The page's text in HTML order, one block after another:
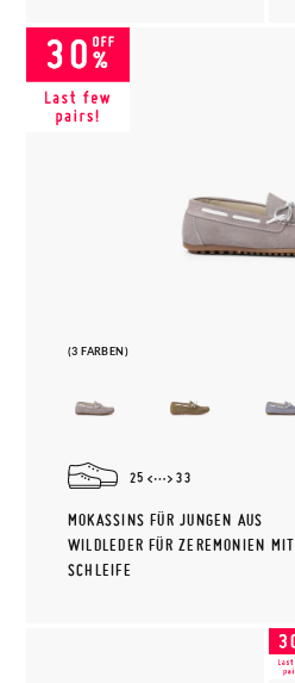
(3 FARBEN)
25 33
MOKASSINS FÜR JUNGEN AUS
WILDLEDER FÜR ZEREMONIEN MIT
SCHLEIFE